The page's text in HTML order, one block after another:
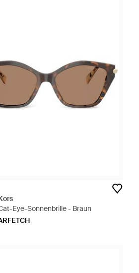
Eye-Sonnenbrille - Braun